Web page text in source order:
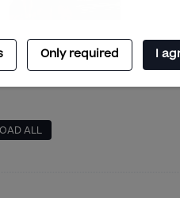
Only required I
ALL